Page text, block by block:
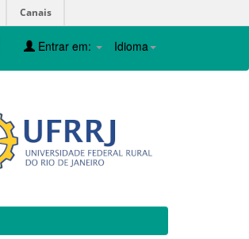
Canais
Idioma
Entrar em: